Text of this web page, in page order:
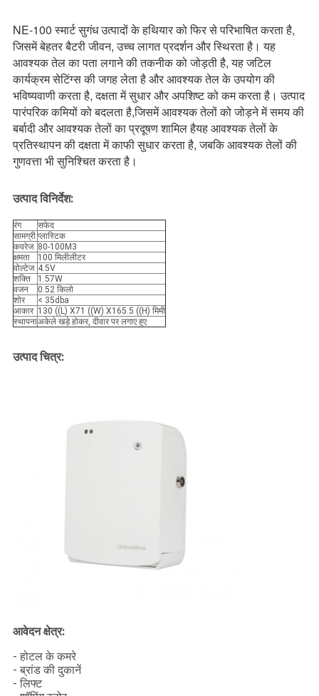
NE-100 स्मार्ट सुगंध उत्पादों के हथियार को फिर से परिभाषित करता है,
जिसमें बेहतर बैटरी जीवन, उच्च लागत प्रदर्शन और स्थिरता है। यह
आवश्यक तेल का पता लगाने की तकनीक को जोड़ती है, यह जटिल
कार्यक्रम सेटिंग्स की जगह लेता है और आवश्यक तेल के उपयोग की
भविष्यवाणी करता है, दक्षता में सुधार और अपशिष्ट को कम करता है। उत्पाद
पारंपरिक कमियों को बदलता है,जिसमें आवश्यक तेलों को जोड़ने में समय की
बर्बादी और आवश्यक तेलों का प्रदूषण शामिल हैयह आवश्यक तेलों के
प्रतिस्थापन की दक्षता में काफी सुधार करता है, जबकि आवश्यक तेलों की
गुणवत्ता भी सुनिश्चित करता है।
उत्पाद विनिर्देश:
रंग
सफेद
सामग्री प्लास्टिक
कवरेज 80-100M3
क्षमता
100 मिलीलीटर
वोल्टेज 4.5V
शक्ति
1.57W
वजन
0.52 किलो
शोर
< 35dba
आकार 130 ((L) X71 ((W) X165.5 ((H) मिमी
स्थापनाअकेले खड़े होकर, दीवार पर लगाए हुए
उत्पाद चित्र:
आवेदन क्षेत्र:
- होटल के कमरे
- ब्रांड की दुकानें
- लिफ्ट